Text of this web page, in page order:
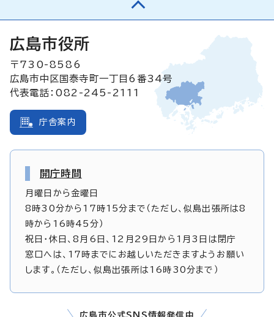
広島市役所
〒730-8586
広島市中区国泰寺町一丁目6番34号
代表電話：082-245-2111
庁舎案内
開庁時間
月曜日から金曜日
8時30分から17時15分まで（ただし、似島出張所は8
時から16時45分）
祝日・休日、8月6日、12月29日から1月3日は閉庁
窓口へは、17時までにお越しいただきますようお願い
します。（ただし、似島出張所は16時30分まで）
広島市公式SNS情報発信中